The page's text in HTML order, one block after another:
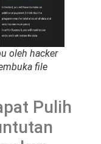
oleh hacker
file
Pulih